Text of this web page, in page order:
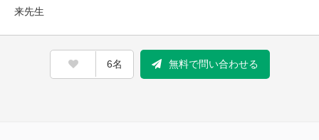
来先生
6名 無料で問い合わせる